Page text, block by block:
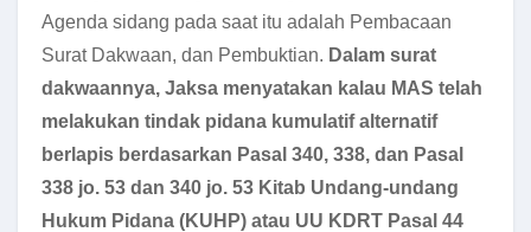
Agenda sidang pada saat itu adalah Pembacaan
Surat Dakwaan, dan Pembuktian. Dalam surat
dakwaannya, Jaksa menyatakan kalau MAS telah
melakukan tindak pidana kumulatif alternatif
berlapis berdasarkan Pasal 340, 338, dan Pasal
338 jo. 53 dan 340 jo. 53 Kitab Undang-undang
Hukum Pidana (KUHP) atau UU KDRT Pasal 44